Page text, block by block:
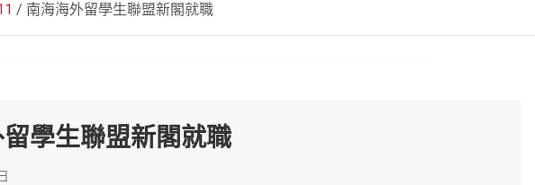
南海海外留學生聯盟新閣就職
學生聯盟新閣就職